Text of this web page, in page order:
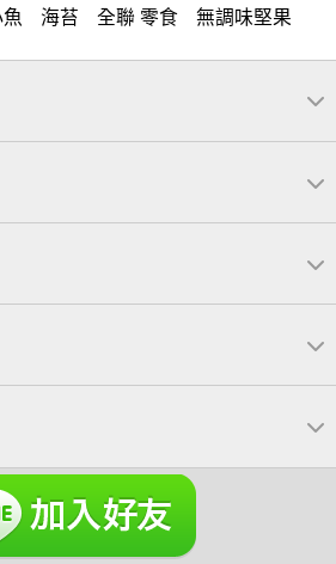
海苔 全聯 零食 無調味堅果
全聯 禮盒 堅穀力 綜合纖果
甘栗 全聯 拜拜 萬歲牌 飲
萬歲牌; 堅果
壽司海苔 核桃 三角
果系列
元本山 無調味綜合果 芝麻
無糖 堅果飲
萬歲牌小魚 萬歲開心果
胡桃 開心果 萬歲牌